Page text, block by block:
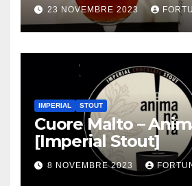
23 NOVEMBRE 2023
IMPERIAL STOUT
Cuore Malto –
[Imperial Stout]
8 NOVEMBRE 2023